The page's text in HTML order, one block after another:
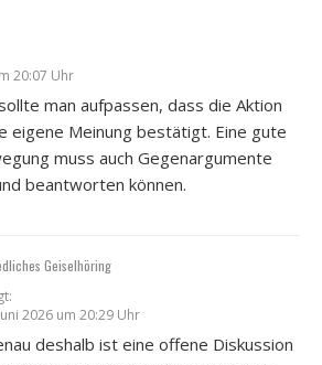
20:07 Uhr
man auf­pas­sen, dass die Akti­on
eige­ne Mei­nung bestä­tigt. Eine gute
muss auch Gegen­ar­gu­men­te
beant­wor­ten kön­nen.
Geiselhöring
2026 um 20:29 Uhr
des­halb ist eine offe­ne Dis­kus­si­on